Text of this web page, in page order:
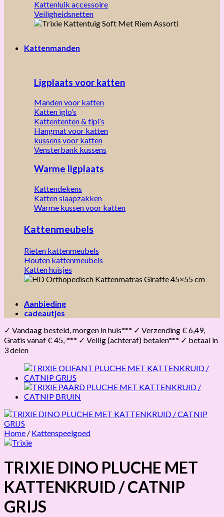
Kattenluik accessoire
Veiligheidsnetten
Kattenmanden
Ligplaats voor katten
Manden voor katten
Katten iglo’s
Kattententen & tipi’s
Hangmat voor katten
kussens voor katten
Vensterbank kussens
Warme ligplaats
Kattendekens
Katten slaapzakken
Warme kussen voor katten
Kattenmeubels
Rieten kattenmeubels
Houten kattenmeubels
Katten huisjes
Aanbieding
cadeautjes
✓ Vandaag besteld, morgen in huis*** ✓ Verzending € 6,49,
Gratis vanaf € 45,-*** ✓ Veilig (achteraf) betalen*** ✓ betaal in
3 delen
Home / Kattenspeelgoed
TRIXIE DINO PLUCHE MET
KATTENKRUID / CATNIP
GRIJS